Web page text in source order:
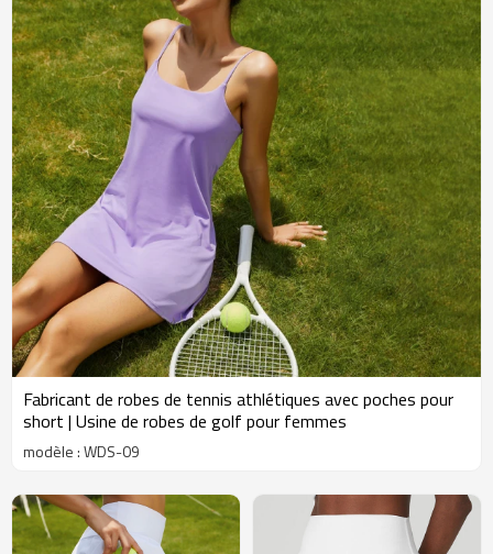
Fabricant de robes de tennis athlétiques avec poches pour
short | Usine de robes de golf pour femmes
modèle : WDS-09